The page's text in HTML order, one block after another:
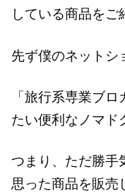
している商品をご
先ず僕のネットシ
「旅行系専業ブ
たい便利なノマド
つまり、ただ勝手
思った商品を販売